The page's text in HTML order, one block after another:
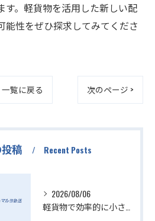
す。軽貨物を活用した新しい配
能性をぜひ探求してみてくださ
一覧に戻る 次のページ >
稿 Recent Posts
2026/08/06